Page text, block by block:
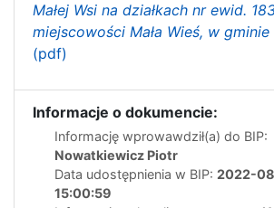
Małej Wsi na działkach nr ewid.
miejscowości Mała Wieś, w gminie
(pdf)
Informacje o dokumencie:
Informację wprowawdził(a) do BIP:
Nowatkiewicz Piotr
Data udostępnienia w BIP: 2022-
15:00:59